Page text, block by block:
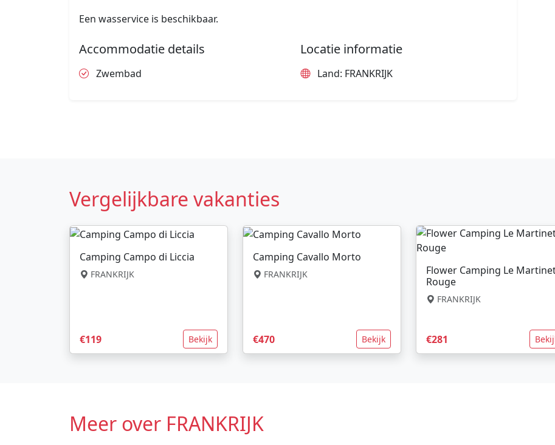
Een wasservice is beschikbaar.
Accommodatie details
Zwembad
Locatie informatie
Land: FRANKRIJK
Vergelijkbare vakanties
Camping Campo di Liccia
FRANKRIJK
€119 Bekijk
Camping Cavallo Morto
FRANKRIJK
€470 Bekijk
Flower Camping Le
Rouge
FRANKRIJK
€281
Meer over FRANKRIJK